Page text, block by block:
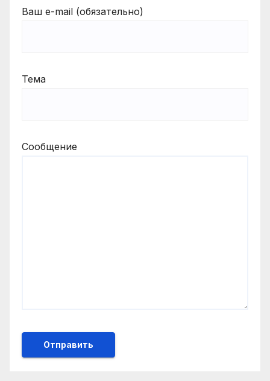
Ваш e-mail (обязательно)
Тема
Сообщение